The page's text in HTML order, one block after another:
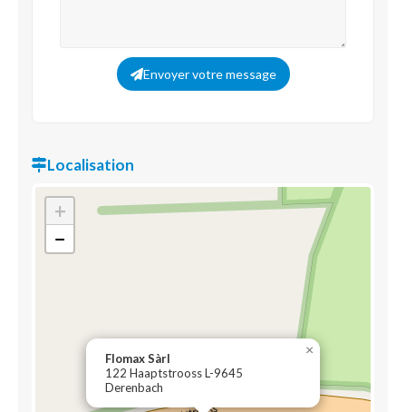
Envoyer votre message
Localisation
Flomax Sàrl
122 Haaptstrooss L-9645
Derenbach
×
+
−